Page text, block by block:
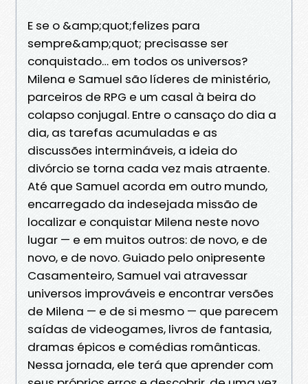
E se o &amp;quot;felizes para
sempre&amp;quot; precisasse ser
conquistado… em todos os universos?
Milena e Samuel são líderes de ministério,
parceiros de RPG e um casal à beira do
colapso conjugal. Entre o cansaço do dia a
dia, as tarefas acumuladas e as
discussões intermináveis, a ideia do
divórcio se torna cada vez mais atraente.
Até que Samuel acorda em outro mundo,
encarregado da indesejada missão de
localizar e conquistar Milena neste novo
lugar — e em muitos outros: de novo, e de
novo, e de novo. Guiado pelo onipresente
Casamenteiro, Samuel vai atravessar
universos improváveis e encontrar versões
de Milena — e de si mesmo — que parecem
saídas de videogames, livros de fantasia,
dramas épicos e comédias românticas.
Nessa jornada, ele terá que aprender com